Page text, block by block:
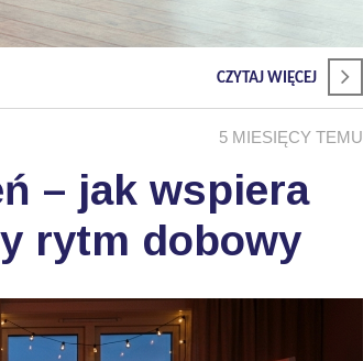
CZYTAJ WIĘCEJ
5 MIESIĘCY TEMU
– jak wspiera
rytm dobowy